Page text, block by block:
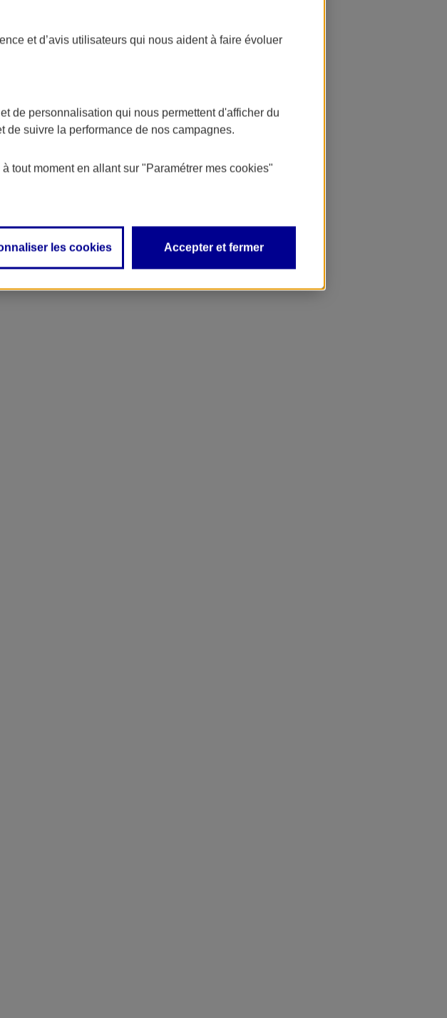
et d’avis utilisateurs qui nous aident à faire évoluer
de personnalisation qui nous permettent d'afficher du
suivre la performance de nos campagnes.
tout moment en allant sur "Paramétrer mes cookies"
les cookies Accepter et fermer